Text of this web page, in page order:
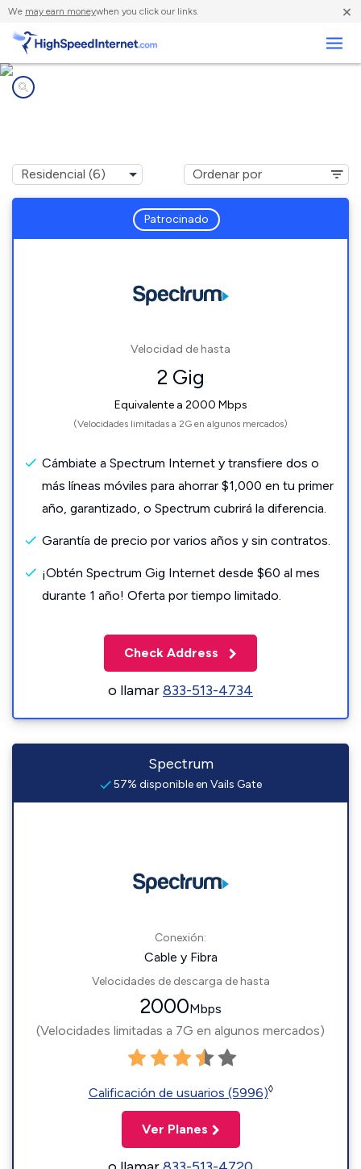
We may earn moneywhen you click our links. ×
Patrocinado
Velocidad de hasta
2 Gig
Equivalente a 2000 Mbps
(Velocidades limitadas a 2G en algunos mercados)
Cámbiate a Spectrum Internet y transfiere dos o
más líneas móviles para ahorrar $1,000 en tu primer
año, garantizado, o Spectrum cubrirá la diferencia.
Garantía de precio por varios años y sin contratos.
¡Obtén Spectrum Gig Internet desde $60 al mes
durante 1 año! Oferta por tiempo limitado.
Check Address
o llamar833-513-4734
Spectrum
57% disponible en Vails Gate
Conexión:
Cable y Fibra
Velocidades de descarga de hasta
2000Mbps
(Velocidades limitadas a 7G en algunos mercados)
Calificación de usuarios (5996)◊
Ver Planes